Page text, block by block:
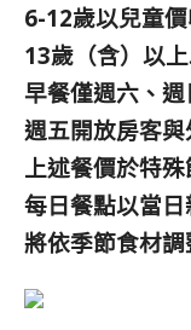
6-12歲以兒童價
13歲（含）以
早餐僅週六、
週五開放房客與
上述餐價於特殊
每日餐點以當
將依季節食材調